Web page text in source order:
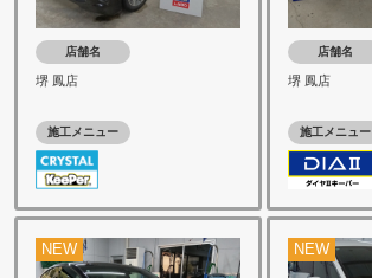
店舗名
堺 鳳店
施工メニュー
店舗名
堺 鳳店
施工メニュー
NEW NEW